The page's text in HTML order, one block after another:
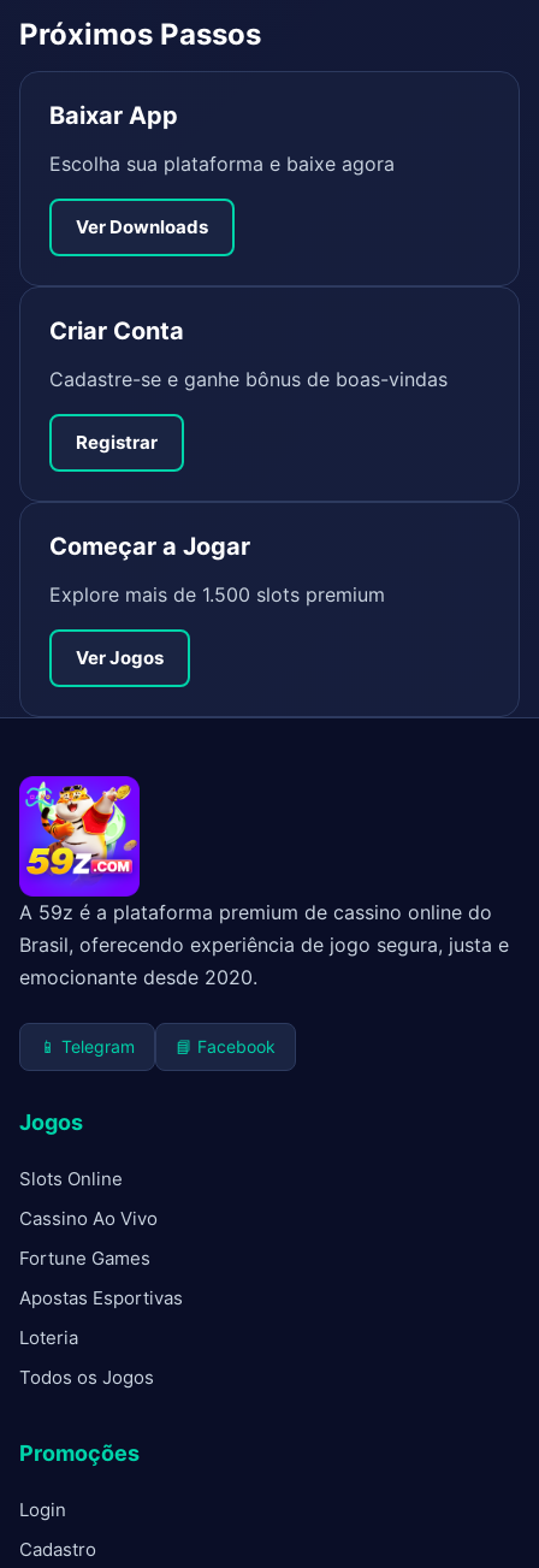
Próximos Passos
Baixar App
Escolha sua plataforma e baixe agora
Ver Downloads
Criar Conta
Cadastre-se e ganhe bônus de boas-vindas
Registrar
Começar a Jogar
Explore mais de 1.500 slots premium
Ver Jogos
A 59z é a plataforma premium de cassino online do
Brasil, oferecendo experiência de jogo segura, justa e
emocionante desde 2020.
📱 Telegram 📘 Facebook
Jogos
Slots Online
Cassino Ao Vivo
Fortune Games
Apostas Esportivas
Loteria
Todos os Jogos
Promoções
Login
Cadastro